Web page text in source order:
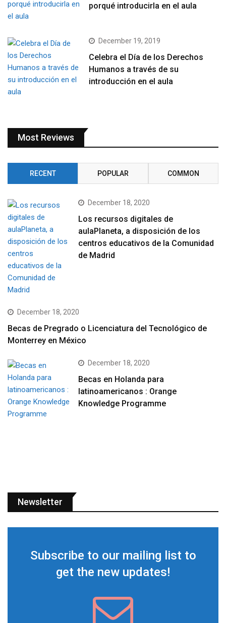
porqué introducirla en el aula
December 19, 2019
Celebra el Día de los Derechos
Humanos a través de su
introducción en el aula
Most Reviews
RECENT POPULAR COMMON
December 18, 2020
Los recursos digitales de
aulaPlaneta, a disposición de los
centros educativos de la Comunidad
de Madrid
December 18, 2020
Becas de Pregrado o Licenciatura del Tecnológico de
Monterrey en México
December 18, 2020
Becas en Holanda para
latinoamericanos : Orange
Knowledge Programme
Newsletter
Subscribe to our mailing list to
get the new updates!